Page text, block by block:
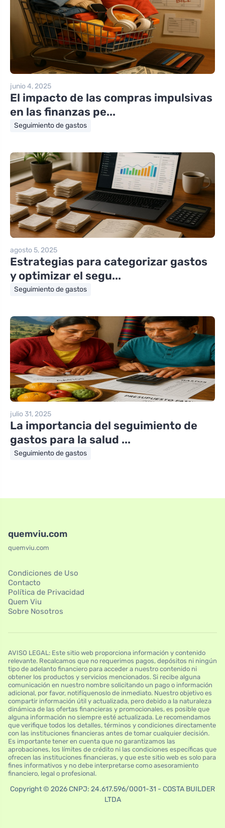
junio 4, 2025
El impacto de las compras impulsivas
en las finanzas pe...
Seguimiento de gastos
agosto 5, 2025
Estrategias para categorizar gastos
y optimizar el segu...
Seguimiento de gastos
julio 31, 2025
La importancia del seguimiento de
gastos para la salud ...
Seguimiento de gastos
quemviu.com
quemviu.com
Condiciones de Uso
Contacto
Política de Privacidad
Quem Viu
Sobre Nosotros
AVISO LEGAL: Este sitio web proporciona información y contenido
relevante. Recalcamos que no requerimos pagos, depósitos ni ningún
tipo de adelanto financiero para acceder a nuestro contenido ni
obtener los productos y servicios mencionados. Si recibe alguna
comunicación en nuestro nombre solicitando un pago o información
adicional, por favor, notifíquenoslo de inmediato. Nuestro objetivo es
compartir información útil y actualizada, pero debido a la naturaleza
dinámica de las ofertas financieras y promocionales, es posible que
alguna información no siempre esté actualizada. Le recomendamos
que verifique todos los detalles, términos y condiciones directamente
con las instituciones financieras antes de tomar cualquier decisión.
Es importante tener en cuenta que no garantizamos las
aprobaciones, los límites de crédito ni las condiciones específicas que
ofrecen las instituciones financieras, y que este sitio web es solo para
fines informativos y no debe interpretarse como asesoramiento
financiero, legal o profesional.
Copyright © 2026 CNPJ: 24.617.596/0001-31 - COSTA BUILDER
LTDA